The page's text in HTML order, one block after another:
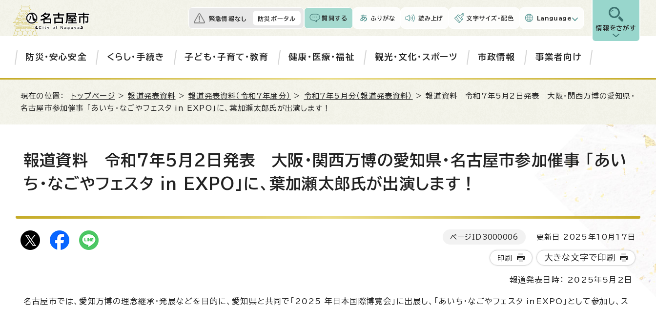
緊急情報なし 防災ポータル 質問する ふりがな 読み上げ 文字サイズ・配色 Language
情報をさがす
防災・安心安全 くらし・手続き 子ども・子育て・教育 健康・医療・福祉 観光・文化・スポーツ 市政情報 事業者向け
現在の位置： トップページ >報道発表資料 >報道発表資料（令和7年度分） > 令和7年5月分（報道発表資料）
> 報道資料 令和7年5月2日発表 大阪・関西万博の愛知県・
名古屋市参加催事 「あいち・なごやフェスタ in EXPO」に、葉加瀬太郎氏が出演します！
報道資料 令和7年5月2日発表 大阪・関西万博の愛知県・名古屋市参加催事 「あい
ち・なごやフェスタ in EXPO」に、葉加瀬太郎氏が出演します！
ページID 3000006 更新日 2025年10月17日
印刷 大きな文字で印刷
報道発表日時： 2025年5月2日
名古屋市では、愛知万博の理念継承・発展などを目的に、愛知県と共同で「2025 年日本国際博覧会」に出展し、「あいち・なごやフェスタ inEXPO」として参加し、ス